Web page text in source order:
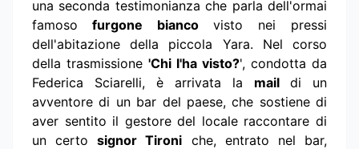
una seconda testimonianza che parla dell'ormai
famoso furgone biancovisto nei pressi
dell'abitazione della piccola Yara. Nel corso
della trasmissione 'Chi l'ha visto?', condotta da
Federica Sciarelli, è arrivata la mail di un
avventore di un bar del paese, che sostiene di
aver sentito il gestore del locale raccontare di
un certosignor Tironi che, entrato nel bar,